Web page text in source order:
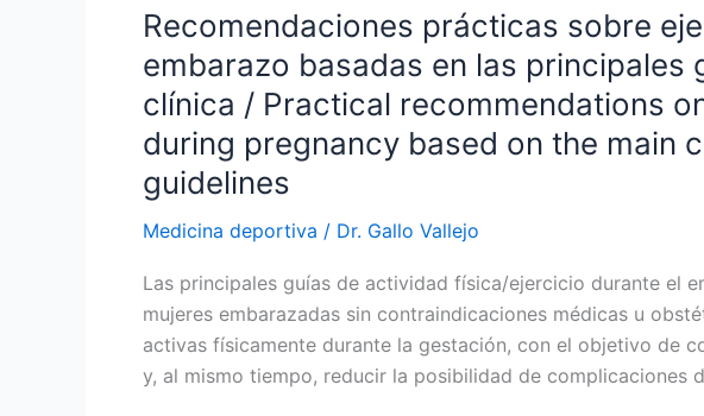
hidratación
con
relación
al
ejercicio
físico
en
el
/
Review
of
nutrition
Recomendaciones prácticas sobre
embarazo basadas en las principales
clínica / Practical recommendations
during pregnancy based on the main
guidelines
Medicina deportiva / Dr. Gallo Vallejo
Las principales guías de actividad física/ejercicio durante el
mujeres embarazadas sin contraindicaciones médicas u
activas físicamente durante la gestación, con el objetivo de
y, al mismo tiempo, reducir la posibilidad de complicaciones